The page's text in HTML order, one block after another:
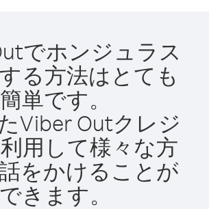
でホンジュラス
る方法はとても
簡単です。
Viber Outクレジ
用して様々な方
をかけることが
できます。